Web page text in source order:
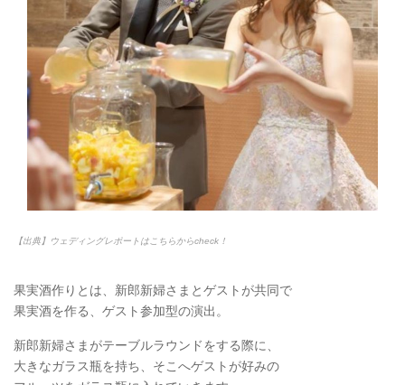
【出典】ウェディングレポートはこちらからcheck！
果実酒作りとは、新郎新婦さまとゲストが共同で
果実酒を作る、ゲスト参加型の演出。
新郎新婦さまがテーブルラウンドをする際に、
大きなガラス瓶を持ち、そこへゲストが好みの